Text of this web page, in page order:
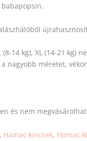
(8-14 kg), XL (14-21 kg)
nagyobb méretet,
és nem
, Hamac kincsek, Hamac